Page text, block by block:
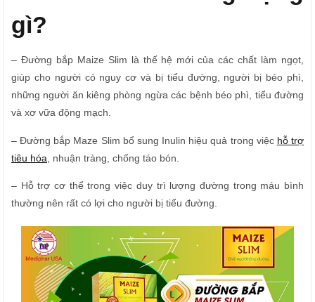
gì?
– Đường bắp Maize Slim là thế hệ mới của các chất làm ngọt,
giúp cho người có nguy cơ và bị tiểu đường, người bị béo phì,
những người ăn kiêng phòng ngừa các bệnh béo phì, tiểu đường
và xơ vữa động mạch.
– Đường bắp Maze Slim bổ sung Inulin hiệu quả trong việc hỗ trợ
tiêu hóa , nhuận tràng, chống táo bón.
– Hỗ trợ cơ thể trong việc duy trì lượng đường trong máu bình
thường nên rất có lợi cho người bị tiểu đường.